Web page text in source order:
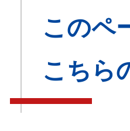
このペ
こちら